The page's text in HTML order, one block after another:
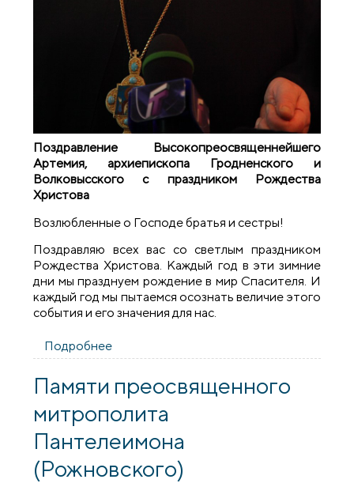
Поздравление Высокопреосвященнейшего
Артемия, архиепископа Гродненского и
Волковысского с праздником Рождества
Христова
Возлюбленные о Господе братья и сестры!
Поздравляю всех вас со светлым праздником
Рождества Христова. Каждый год в эти зимние
дни мы празднуем рождение в мир Спасителя. И
каждый год мы пытаемся осознать величие этого
события и его значения для нас.
Подробнее
с праздником Рождества Христова
Памяти преосвященного
митрополита
Пантелеимона
(Рожновского)